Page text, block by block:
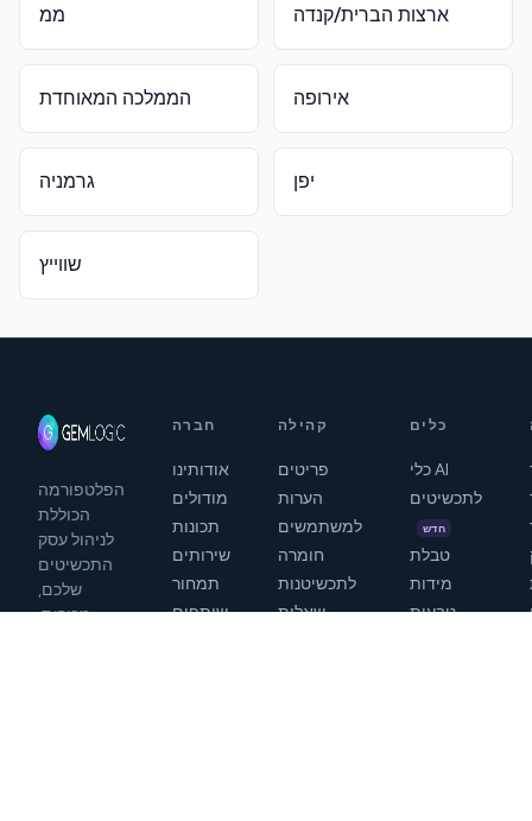
ממ ארצות הברית/קנדה
הממלכה המאוחדת אירופה
גרמניה יפן
שווייץ
הפלטפורמה
הכוללת
לניהול עסק
התכשיטים
שלכם,
מכירות,
חברה
אודותינו
מודולים
תכונות
שירותים
תמחור
שותפים
קהילה
פריטים
הערות
למשתמשים
חומרה
לתכשיטנות
שאלות
כלים
כלי AI
לתכשיטים
חדש
טבלת
מידות
טבעות